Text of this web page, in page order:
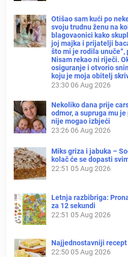
Otišao sam kući po
svoju trudnu ženu na
blagovaonici kako
joj majka i prijatelji
što mi je rodila
Nisam rekao ni riječi.
osiguranje i otvorio
koju je moja obitelj
23:30 06 Aug 2026
Nekoliko dana prije
odmor, a supruga mu
nije mogao izbjeći
23:26 06 Aug 2026
Miks griza i jabuka –
kolač će se dopasti
22:51 05 Aug 2026
Letnja razbibriga:
za 12 sekundi
22:51 05 Aug 2026
Najjednostavniji
22:50 05 Aug 2026